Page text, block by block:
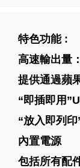
特色功能 :
高速輸出量
提供通過蘋
“即插即用
“放入即列
內置電源
包括所有配